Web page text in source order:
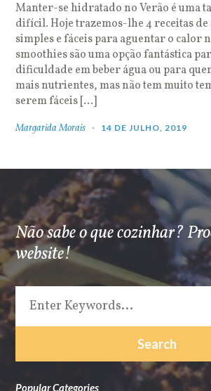
Manter-se hidratado no Verão é uma
difícil. Hoje trazemos-lhe 4 receitas
simples e fáceis para aguentar o calor
smoothies são uma opção fantástica
dificuldade em beber água ou para
mais nutrientes, mas não tem muito
serem fáceis […]
Margarida Morais 14 DE JULHO, 2019
Não sabe o que cozinhar?
website!
Popular Categories